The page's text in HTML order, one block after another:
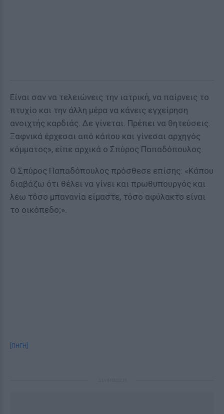
Είναι σαν να τελειώνεις την ιατρική, να παίρνεις το
πτυχίο και την άλλη μέρα να κάνεις εγχείρηση
ανοιχτής καρδιάς. Δε γίνεται. Πρέπει να θητεύσεις.
Ξαφνικά έρχεσαι από κάπου και γίνεσαι αρχηγός
κόμματος», είπε αρχικά ο Σπύρος Παπαδόπουλος.
Ο Σπύρος Παπαδόπουλος πρόσθεσε επίσης: «Κάπου
διαβάζω ότι θέλει να γίνει και πρωθυπουργός και
λέω τόσο μπανανία είμαστε, τόσο αφύλακτο είναι
το οικόπεδο;».
[ΠΗΓΗ]